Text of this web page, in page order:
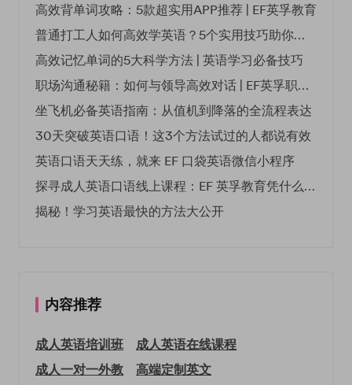
高效背单词攻略：5款超实用APP推荐 | EF英孚教育
普通打工人如何高效学英语？5个实用技巧助你突破职场瓶颈
高效记忆单词的5大科学方法 | 英语学习必备技巧
职场沟通秘籍：如何与领导高效对话 | EF英孚职场指南
坐飞机必备英语指南：从值机到降落的全流程表达
30天突破英语口语！这3个方法试过的人都说有效
英语口语天天练，就来 EF 口袋英语微信小程序
探寻成人英语口语线上课程：EF 英孚教育凭什么领航
揭秘！学习英语最快的方法大公开
内容推荐
成人英语培训班
成人英语在线课程
成人一对一外教
高端定制英文